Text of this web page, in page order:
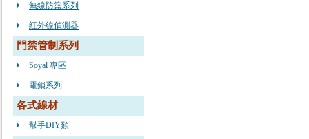
無線防盜系列
紅外線偵測器
門禁管制系列
Soyal 專區
電鎖系列
各式線材
幫手DIY類